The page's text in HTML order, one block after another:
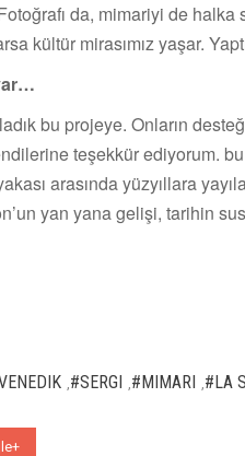
da, mimariyi de
kültür mirasımız yaşar.
bu projeye. Onların
teşekkür ediyorum. bu
arasında yüzyıllara
yan yana gelişi, tarihin
#SERGI #MIMARI #LA